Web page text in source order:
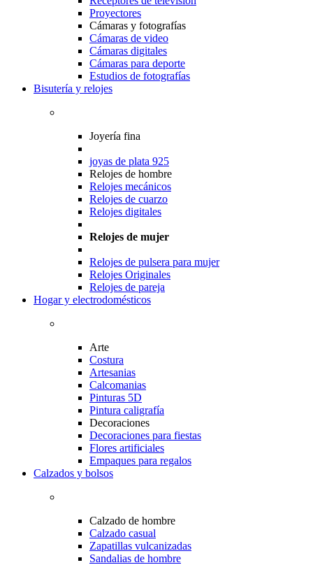
Proyectores
Cámaras y fotografías
Cámaras de video
Cámaras digitales
Cámaras para deporte
Estudios de fotografías
Bisutería y relojes
Joyería fina
joyas de plata 925
Relojes de hombre
Relojes mecánicos
Relojes de cuarzo
Relojes digitales
Relojes de mujer
Relojes de pulsera para mujer
Relojes Originales
Relojes de pareja
Hogar y electrodomésticos
Arte
Costura
Artesanias
Calcomanias
Pinturas 5D
Pintura caligrafía
Decoraciones
Decoraciones para fiestas
Flores artificiales
Empaques para regalos
Calzados y bolsos
Calzado de hombre
Calzado casual
Zapatillas vulcanizadas
Sandalias de hombre